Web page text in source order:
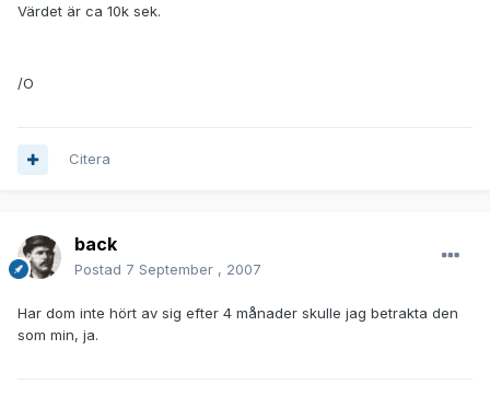
Värdet är ca 10k sek.
/O
Citera
back
Postad 7 September , 2007
Har dom inte hört av sig efter 4 månader skulle jag betrakta den
som min, ja.